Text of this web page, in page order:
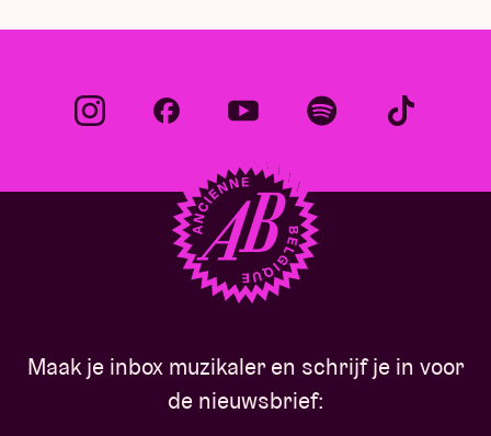
Maak je inbox muzikaler en schrijf je in voor
de nieuwsbrief: